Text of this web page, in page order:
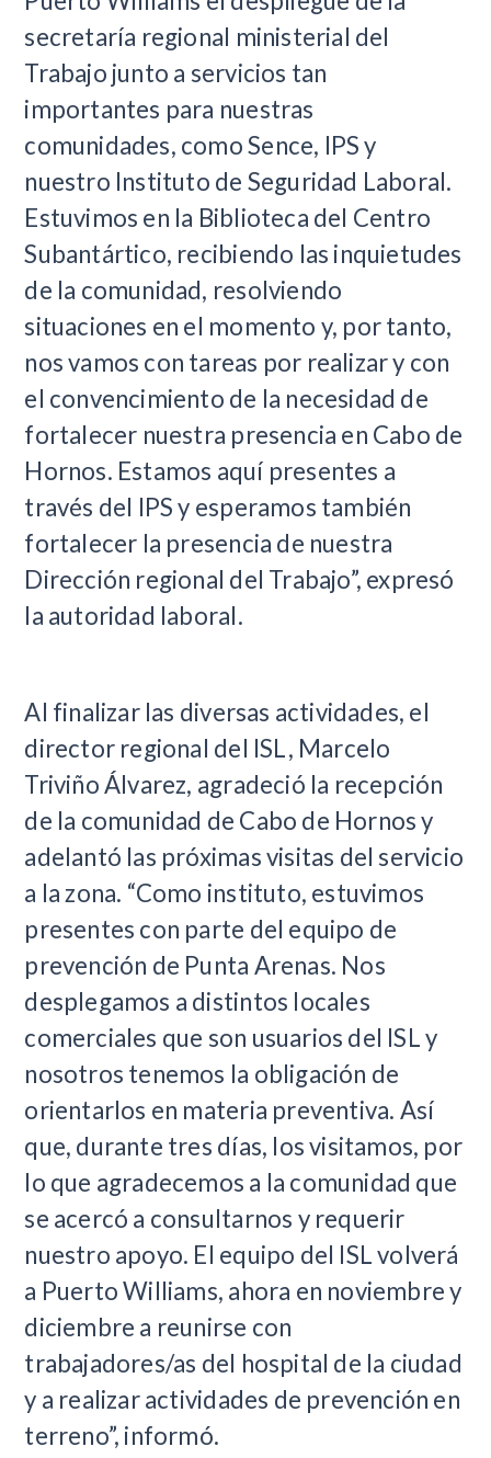
secretaría regional ministerial del
Trabajo junto a servicios tan
importantes para nuestras
comunidades, como Sence, IPS y
nuestro Instituto de Seguridad Laboral.
Estuvimos en la Biblioteca del Centro
Subantártico, recibiendo las inquietudes
de la comunidad, resolviendo
situaciones en el momento y, por tanto,
nos vamos con tareas por realizar y con
el convencimiento de la necesidad de
fortalecer nuestra presencia en Cabo de
Hornos. Estamos aquí presentes a
través del IPS y esperamos también
fortalecer la presencia de nuestra
Dirección regional del Trabajo”, expresó
la autoridad laboral.
Al finalizar las diversas actividades, el
director regional del ISL, Marcelo
Triviño Álvarez, agradeció la recepción
de la comunidad de Cabo de Hornos y
adelantó las próximas visitas del servicio
a la zona. “Como instituto, estuvimos
presentes con parte del equipo de
prevención de Punta Arenas. Nos
desplegamos a distintos locales
comerciales que son usuarios del ISL y
nosotros tenemos la obligación de
orientarlos en materia preventiva. Así
que, durante tres días, los visitamos, por
lo que agradecemos a la comunidad que
se acercó a consultarnos y requerir
nuestro apoyo. El equipo del ISL volverá
a Puerto Williams, ahora en noviembre y
diciembre a reunirse con
trabajadores/as del hospital de la ciudad
y a realizar actividades de prevención en
terreno”, informó.